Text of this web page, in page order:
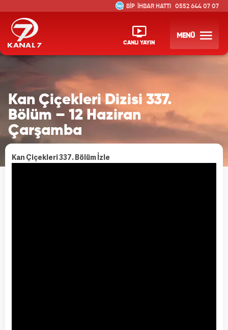
CANLI YAYIN
MENÜ
İHBAR HATTI 0552 644 07 07
Kan Çiçekleri Dizisi 337.
Bölüm – 12 Haziran
Çarşamba
Kan Çiçekleri 337. Bölüm İzle